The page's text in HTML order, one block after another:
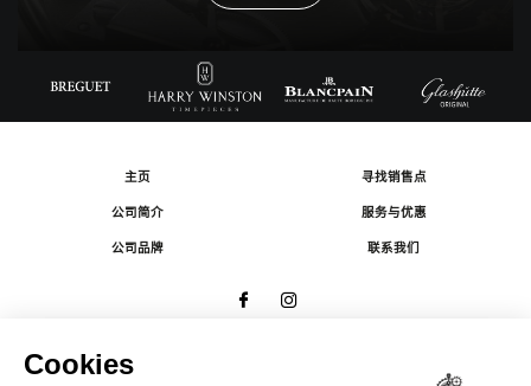
主页
公司简介
公司品牌
寻找销售点
服务与优惠
联系我们